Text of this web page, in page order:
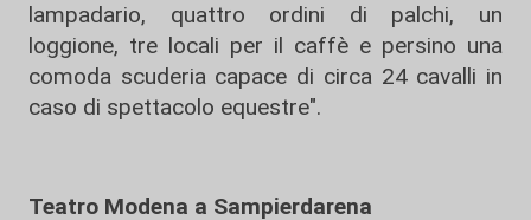
lampadario, quattro ordini di palchi, un
loggione, tre locali per il caffè e persino una
comoda scuderia capace di circa 24 cavalli in
caso di spettacolo equestre".
Teatro Modena a Sampierdarena